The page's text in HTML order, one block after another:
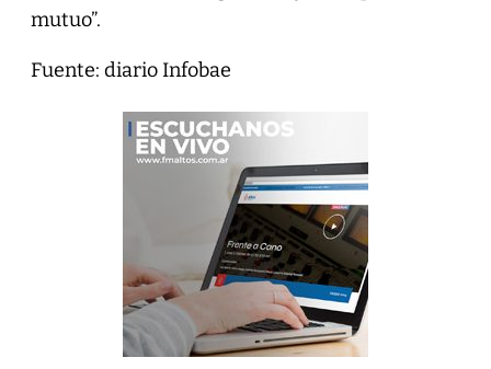
mutuo”.
Fuente: diario Infobae